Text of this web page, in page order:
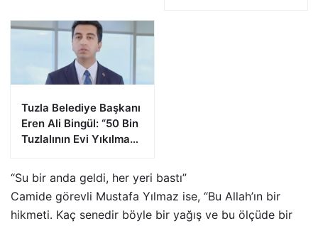
Tuzla Belediye Başkanı
Eren Ali Bingül: “50 Bin
Tuzlalının Evi Yıkılma
“Su bir anda geldi, her yeri bastı”
Camide görevli Mustafa Yılmaz ise, “Bu Allah’ın bir
hikmeti. Kaç senedir böyle bir yağış ve bu ölçüde bir